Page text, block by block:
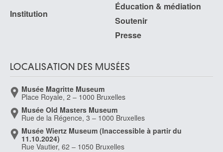
Institution
Éducation & médiation
Soutenir
Presse
LOCALISATION DES MUSÉES
Musée Magritte Museum
Place Royale, 2 – 1000 Bruxelles
Musée Old Masters Museum
Rue de la Régence, 3 – 1000 Bruxelles
Musée Wiertz Museum (Inaccessible à partir du
11.10.2024)
Rue Vautier, 62 – 1050 Bruxelles